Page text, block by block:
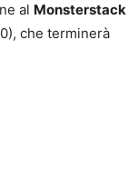
al Monsterstack
che terminerà